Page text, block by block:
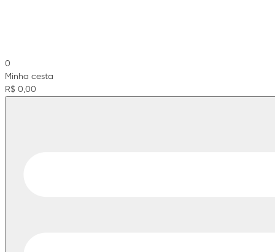
0
Minha cesta
R$ 0,00